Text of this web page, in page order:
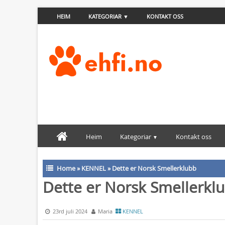
HEIM KATEGORIAR KONTAKT OSS
Heim Kategoriar Kontakt oss
Home»KENNEL»Dette er Norsk Smellerklubb
Dette er Norsk
23rd juli 2024 Maria KENNEL